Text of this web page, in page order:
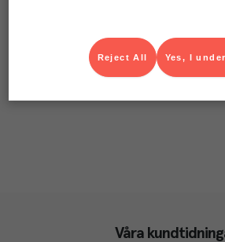
Våra
Yes, I
Reject All